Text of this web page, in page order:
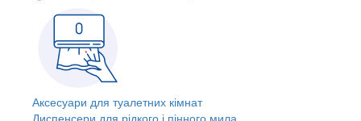
Аксесуари для туалетних кімнат